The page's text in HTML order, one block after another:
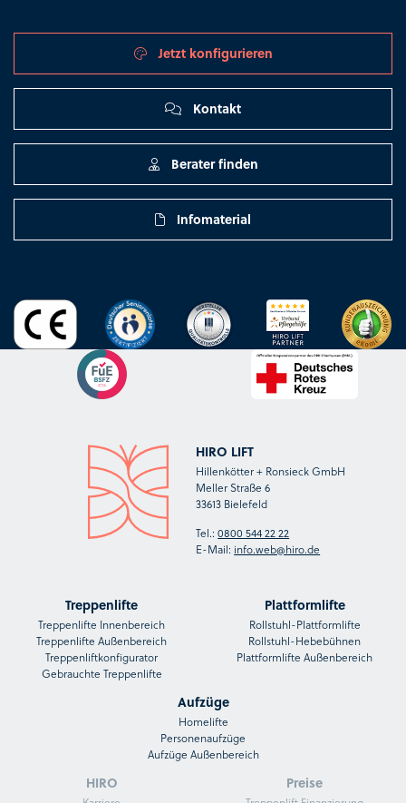
Jetzt konfigurieren
Kontakt
Berater finden
Infomaterial
HIRO LIFT
Hillenkötter + Ronsieck GmbH
Meller Straße 6
33613 Bielefeld
Tel.:0800 544 22 22
E-Mail: info.web@hiro.de
Treppenlifte
Treppenlifte Innenbereich
Treppenlifte Außenbereich
Treppenliftkonfigurator
Gebrauchte Treppenlifte
Plattformlifte
Rollstuhl-Plattformlifte
Rollstuhl-Hebebühnen
Plattformlifte Außenbereich
Aufzüge
Homelifte
Personenaufzüge
Aufzüge Außenbereich
HIRO Preise